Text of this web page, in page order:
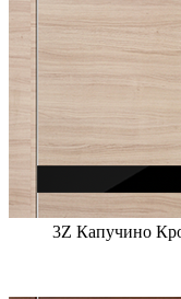
3Z Капучино